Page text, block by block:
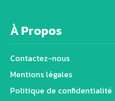
À Propos
Contactez-nous
Mentions légales
Politique de confidentialité